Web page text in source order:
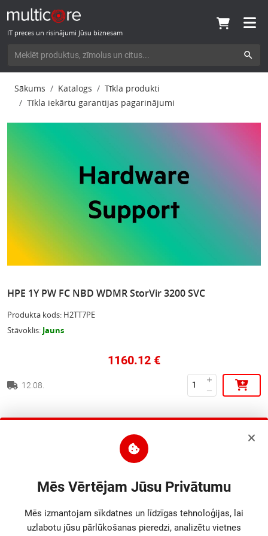
IT preces un risinājumi Jūsu biznesam
Sākums Katalogs
Tīkla produkti
Tīkla iekārtu garantijas pagarinājumi
HPE 1Y PW FC NBD WDMR StorVir 3200 SVC
Produkta kods: H2TT7PE
Stāvoklis: Jauns
1160.12 €
12.08.
• 1 Year Post Warranty Foundation Care Next Business Day with DMR
Parametri
Mēs Vērtējam Jūsu Privātumu
Mēs izmantojam sīkdatnes un līdzīgas tehnoloģijas, lai
uzlabotu jūsu pārlūkošanas pieredzi, analizētu vietnes